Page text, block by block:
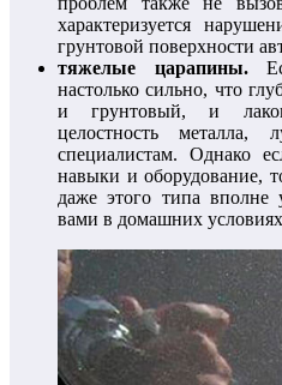
характеризуется
грунтовой поверхности
тяжелые царапины.
настолько сильно, что
и грунтовый, и
целостность металла,
специалистам. Однако
навыки и оборудование,
даже этого типа вполне
вами в домашних